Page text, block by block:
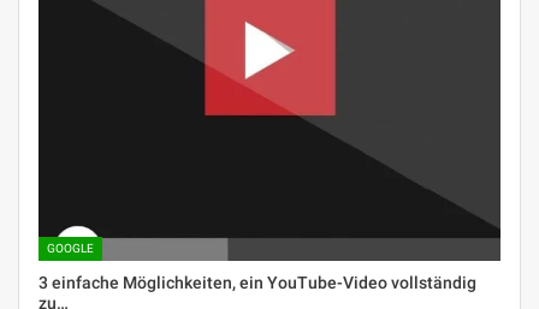
GOOGLE
3 einfache Möglichkeiten, ein YouTube-Video vollständig
zu…